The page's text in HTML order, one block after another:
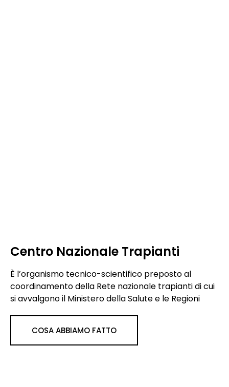
Centro Nazionale Trapianti
È l’organismo tecnico-scientifico preposto al
coordinamento della Rete nazionale trapianti di cui
si avvalgono il Ministero della Salute e le Regioni
COSA ABBIAMO FATTO